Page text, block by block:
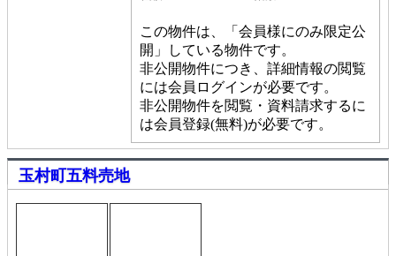
この物件は、「会員様にのみ限定公
開」している物件です。
非公開物件につき、詳細情報の閲覧
には会員ログインが必要です。
非公開物件を閲覧・資料請求するに
は会員登録(無料)が必要です。
玉村町五料売地